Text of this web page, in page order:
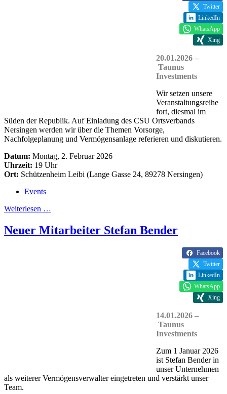
Twitter
LinkedIn
WhatsApp
Xing
20.01.2026 –
Taunus
Investments
Wir setzen unsere
Veranstaltungsreihe
fort, diesmal im
Süden der Republik. Auf Einladung des CSU Ortsverbands
Nersingen werden wir über die Themen Vorsorge,
Nachfolgeplanung und Vermögensanlage referieren und diskutieren.
Datum: Montag, 2. Februar 2026
Uhrzeit: 19 Uhr
Ort: Schützenheim Leibi (Lange Gasse 24, 89278 Nersingen)
Events
Weiterlesen …
Neuer Mitarbeiter Stefan Bender
Facebook
Twitter
LinkedIn
WhatsApp
Xing
14.01.2026 –
Taunus
Investments
Zum 1 Januar 2026
ist Stefan Bender in
unser Unternehmen
als weiterer Vermögensverwalter eingetreten und verstärkt unser
Team.